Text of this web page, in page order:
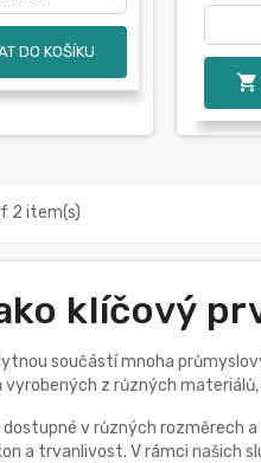
DO KOŠÍKU

2 item(s)
klíčový
součástí mnoha
vyrobených z různých
dostupné v různých rozměrech
a trvanlivost. V rámci našich